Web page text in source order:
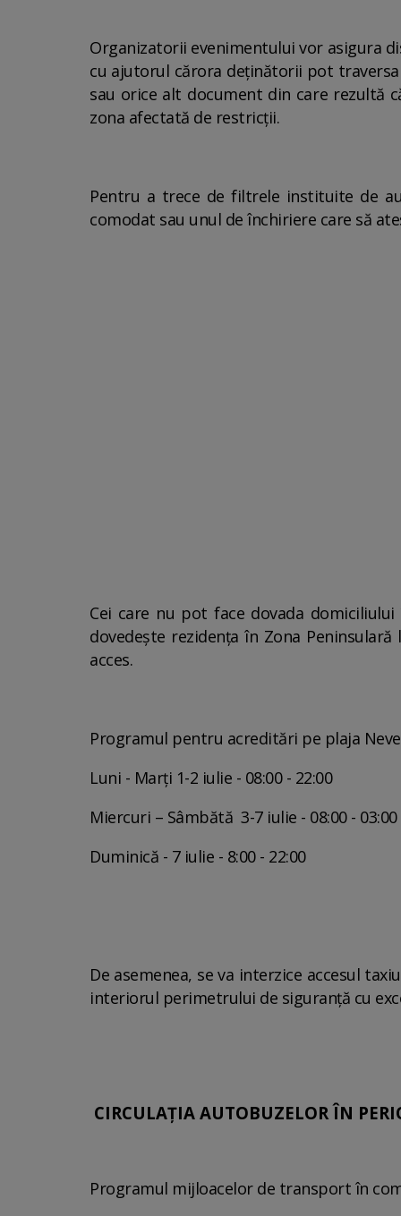
Organizatorii evenimentului vor asigura
cu ajutorul cărora deţinătorii pot
sau orice alt document din care rezultă
zona afectată de restricții.
Pentru a trece de filtrele instituite de
comodat sau unul de închiriere care să
Cei care nu pot face dovada
dovedește rezidența în Zona
acces.
Programul pentru acreditări pe plaja
Luni - Marți 1-2 iulie - 08:00 - 22:00
Miercuri – Sâmbătă 3-7 iulie - 08:00 - 03:00
Duminică - 7 iulie - 8:00 - 22:00
De asemenea, se va interzice accesul
interiorul perimetrului de siguranță cu
CIRCULAȚIA AUTOBUZELOR ÎN
Programul mijloacelor de transport în